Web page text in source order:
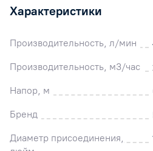
Характеристики
Производительность, л/мин
Производительность, м3/час
Напор, м
Бренд
Диаметр присоединения,